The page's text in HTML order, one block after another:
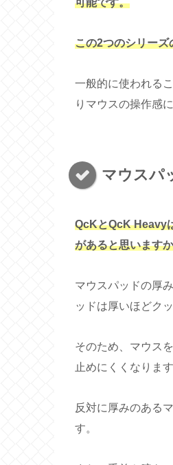
可能です。
この2つのシリーズ
一般的に使われる
りマウスの操作感
マウスパ
QcKとQcK Heavy
があると思います
マウスパッドの厚
ッドは厚いほどク
そのため、マウス
止めにくくなります
反対に厚みのある
す。